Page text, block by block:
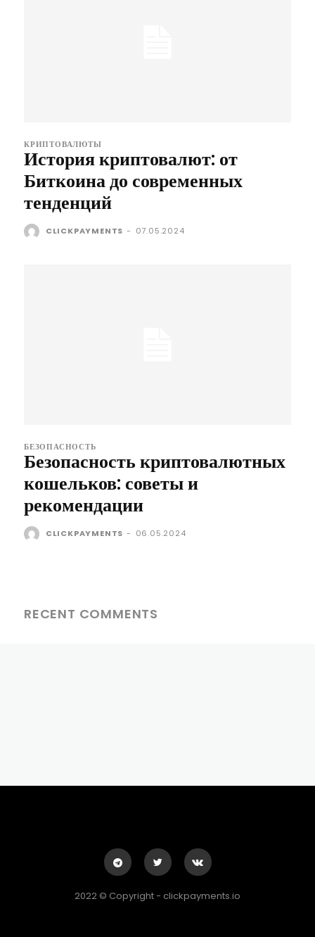
КРИПТОВАЛЮТЫ
История криптовалют: от
Биткоина до современных
тенденций
CLICKPAYMENTS - 07.05.2024
БЕЗОПАСНОСТЬ
Безопасность криптовалютных
кошельков: советы и
рекомендации
CLICKPAYMENTS - 06.05.2024
RECENT COMMENTS
2022 © Copyright - clickpayments.io